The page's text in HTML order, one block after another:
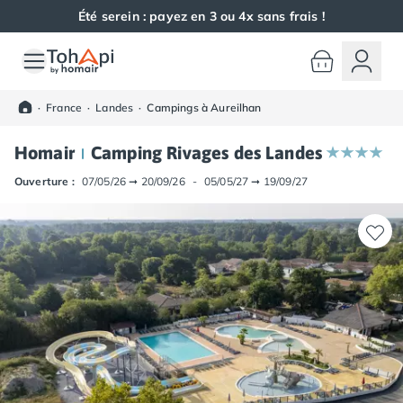
Été serein : payez en 3 ou 4x sans frais !
Toutes nos destinations
Camping Alsace
Camping Haut-Rhin
Camping Colmar
Camping Munster
Camping Aquitaine
Camping Dordogne
Camping Carsac-Aillac
Camping Les Eyzies-de-Tayac-Sireuil
Camping Sarlat
Camping Gironde
Camping Bordeaux
Camping Carcans
· France · Landes · Campings à Aureilhan
Homair Camping Rivages des Landes
Ouverture : 07/05/26 ➞ 20/09/26 - 05/05/27 ➞ 19/09/27